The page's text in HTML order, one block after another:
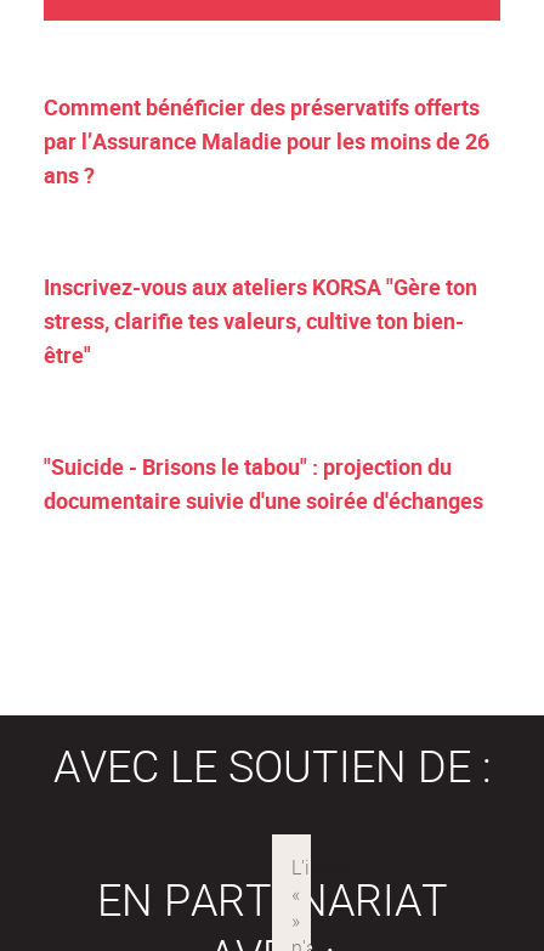
Comment bénéficier des préservatifs offerts
par l’Assurance Maladie pour les moins de 26
ans ?
Inscrivez-vous aux ateliers KORSA "Gère ton
stress, clarifie tes valeurs, cultive ton bien-
être"
"Suicide - Brisons le tabou" : projection du
documentaire suivie d'une soirée d'échanges
AVEC LE SOUTIEN DE :
EN PARTENARIAT